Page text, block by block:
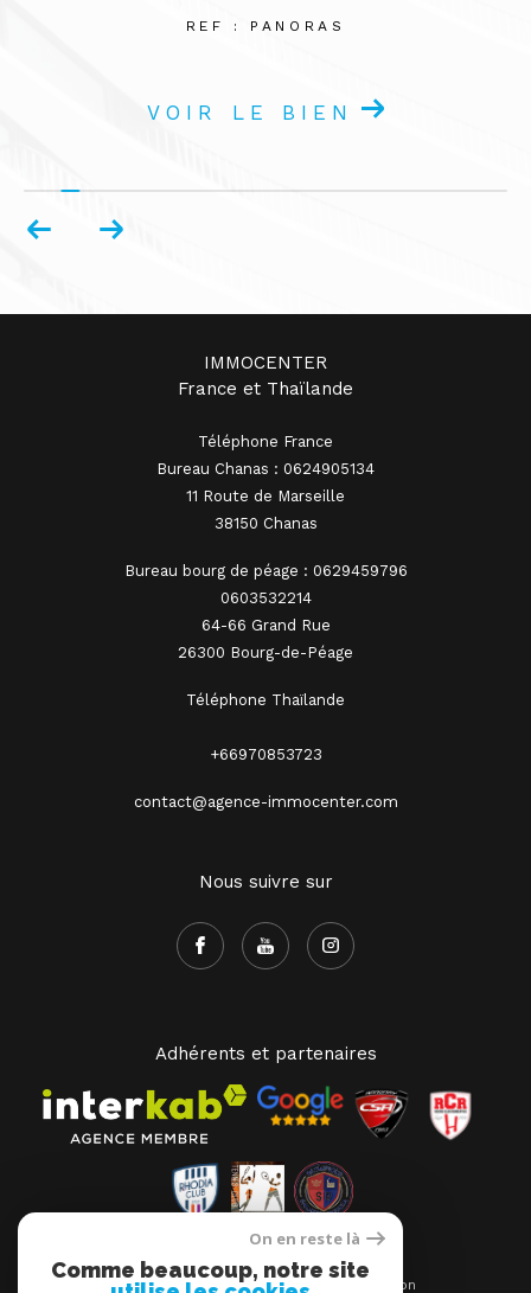
REF : PANORAS
VOIR LE BIEN
IMMOCENTER
Téléphone France
Bureau Chanas : 0624905134
11 Route de Marseille
Bureau bourg de péage : 0629459796
0603532214
64-66 Grand Rue
On en reste là
Comme beaucoup, notre site